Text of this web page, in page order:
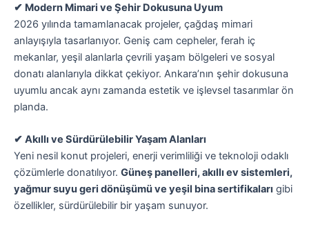
✔ Modern Mimari ve Şehir Dokusuna Uyum
2026 yılında tamamlanacak projeler, çağdaş mimari
anlayışıyla tasarlanıyor. Geniş cam cepheler, ferah iç
mekanlar, yeşil alanlarla çevrili yaşam bölgeleri ve sosyal
donatı alanlarıyla dikkat çekiyor. Ankara’nın şehir dokusuna
uyumlu ancak aynı zamanda estetik ve işlevsel tasarımlar ön
planda.
✔ Akıllı ve Sürdürülebilir Yaşam Alanları
Yeni nesil konut projeleri, enerji verimliliği ve teknoloji odaklı
çözümlerle donatılıyor. Güneş panelleri, akıllı ev sistemleri,
yağmur suyu geri dönüşümü ve yeşil bina sertifikaları gibi
özellikler, sürdürülebilir bir yaşam sunuyor.